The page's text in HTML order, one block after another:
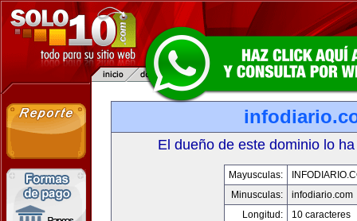
El dueño de este dominio lo
Mayusculas:
Minusculas:
infodiario.com
Longitud:
10 caracteres